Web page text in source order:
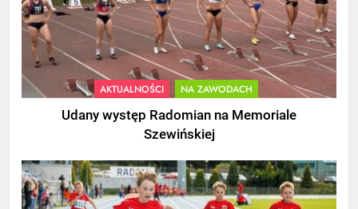
AKTUALNOŚCI NA ZAWODACH
Udany występ Radomian na Memoriale
Szewińskiej